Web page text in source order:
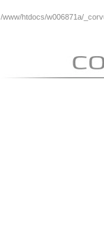
/www/htdocs/w006871a/